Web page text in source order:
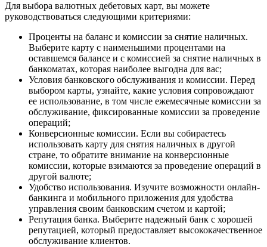
Для выбора валютных дебетовых карт, вы можете
руководствоваться следующими критериями:
Проценты на баланс и комиссии за снятие наличных.
Выберите карту с наименьшими процентами на
оставшемся балансе и с комиссией за снятие наличных в
банкоматах, которая наиболее выгодна для вас;
Условия банковского обслуживания и комиссии. Перед
выбором карты, узнайте, какие условия сопровождают
ее использование, в том числе ежемесячные комиссии за
обслуживание, фиксированные комиссии за проведение
операций;
Конверсионные комиссии. Если вы собираетесь
использовать карту для снятия наличных в другой
стране, то обратите внимание на конверсионные
комиссии, которые взимаются за проведение операций в
другой валюте;
Удобство использования. Изучите возможности онлайн-
банкинга и мобильного приложения для удобства
управления своим банковским счетом и картой;
Репутация банка. Выберите надежный банк с хорошей
репутацией, который предоставляет высококачественное
обслуживание клиентов.